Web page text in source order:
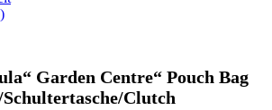
Garden Centre“ Pouch Bag
Schultertasche/Clutch